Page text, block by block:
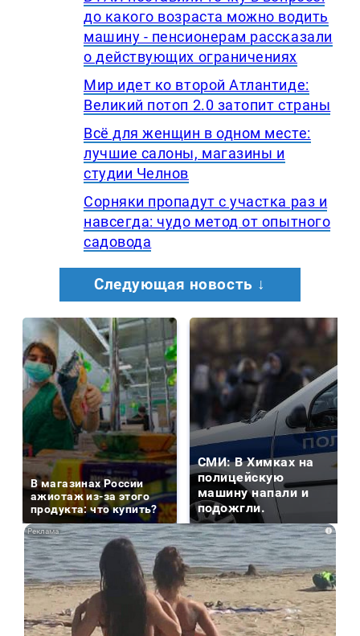
до какого возраста можно водить
машину - пенсионерам рассказали
о действующих ограничениях
Мир идет ко второй Атлантиде:
Великий потоп 2.0 затопит страны
Всё для женщин в одном месте:
лучшие салоны, магазины и
студии Челнов
Сорняки пропадут с участка раз и
навсегда: чудо метод от опытного
садовода
Следующая новость ↓
В магазинах России
ажиотаж из-за этого
продукта: что купить?
СМИ: В Химках на
полицейскую
машину напали и
подожгли.
i